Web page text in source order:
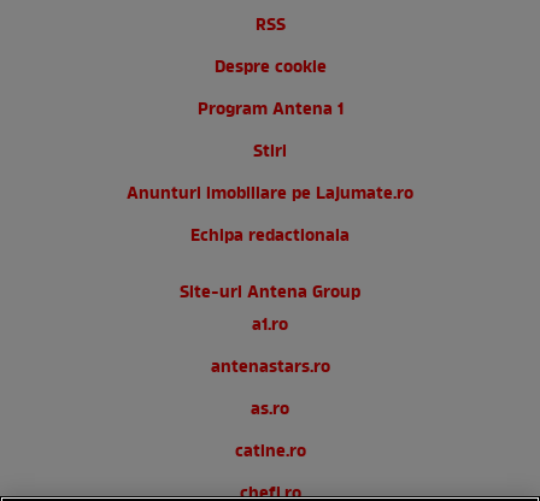
RSS
Despre cookie
Program Antena 1
Stiri
Anunturi imobiliare pe Lajumate.ro
Echipa redactionala
Site-uri Antena Group
a1.ro
antenastars.ro
as.ro
catine.ro
chefi.ro